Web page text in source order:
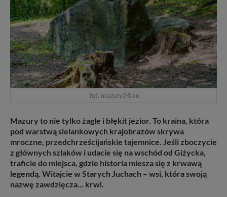
fot. mazury24.eu
Mazury to nie tylko żagle i błękit jezior. To kraina, która
pod warstwą sielankowych krajobrazów skrywa
mroczne, przedchrześcijańskie tajemnice. Jeśli zboczycie
z głównych szlaków i udacie się na wschód od Giżycka,
traficie do miejsca, gdzie historia miesza się z krwawą
legendą. Witajcie w Starych Juchach – wsi, która swoją
nazwę zawdzięcza... krwi.